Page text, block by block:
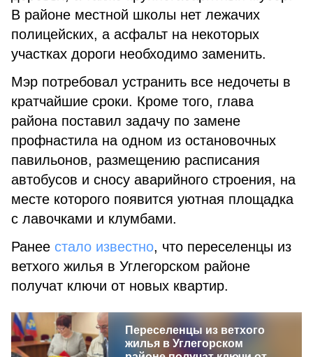
В районе местной школы нет лежачих
полицейских, а асфальт на некоторых
участках дороги необходимо заменить.
Мэр потребовал устранить все недочеты в
кратчайшие сроки. Кроме того, глава
района поставил задачу по замене
профнастила на одном из остановочных
павильонов, размещению расписания
автобусов и сносу аварийного строения, на
месте которого появится уютная площадка
с лавочками и клумбами.
Ранее стало известно, что переселенцы из
ветхого жилья в Углегорском районе
получат ключи от новых квартир.
Переселенцы из ветхого
жилья в Углегорском